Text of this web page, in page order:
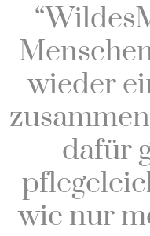
wieder
dafür
wie nur